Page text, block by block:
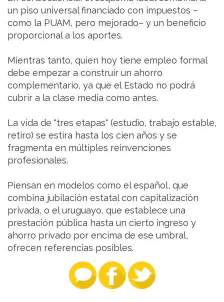
un piso universal financiado con impuestos –
como la PUAM, pero mejorado– y un beneficio
proporcional a los aportes.
Mientras tanto, quien hoy tiene empleo formal
debe empezar a construir un ahorro
complementario, ya que el Estado no podrá
cubrir a la clase media como antes.
La vida de "tres etapas" (estudio, trabajo estable,
retiro) se estira hasta los cien años y se
fragmenta en múltiples reinvenciones
profesionales.
Piensan en modelos como el español, que
combina jubilación estatal con capitalización
privada, o el uruguayo, que establece una
prestación pública hasta un cierto ingreso y
ahorro privado por encima de ese umbral,
ofrecen referencias posibles.